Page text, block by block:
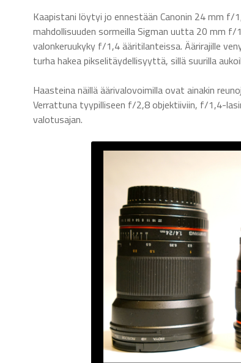
Kaapistani löytyi jo ennestään Canonin 24 mm
mahdollisuuden sormeilla Sigman uutta 20 mm
valonkeruukyky f/1,4 ääritilanteissa. Äärirajille
turha hakea pikselitäydellisyyttä, sillä suurilla
Haasteina näillä äärivalovoimilla ovat ainakin
Verrattuna tyypilliseen f/2,8 objektiiviin, f/1,4-
valotusajan.